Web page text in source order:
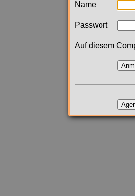
Name
Passwort
Auf diesem